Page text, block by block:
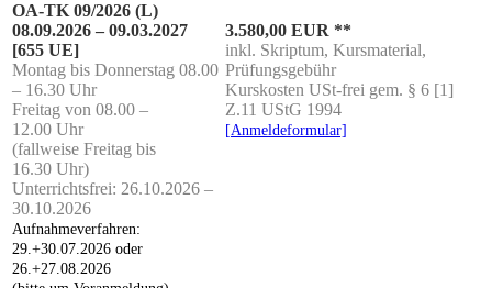
OA-TK 09/2026 (L)
08.09.2026 – 09.03.2027
[655 UE]
Mon­tag bis Don­ners­tag 08.00
– 16.30 Uhr
Frei­tag von 08.00 –
12.00 Uhr
(fall­wei­se Frei­tag bis
16.30 Uhr)
Unter­richts­frei: 26.10.2026 –
30.10.2026
Auf­nah­me­ver­fah­ren:
29.+30.07.2026 oder
26.+27.08.2026
3.580,00 EUR **
inkl. Skrip­tum, Kurs­ma­te­ri­al,
Prüfungsgebühr
Kurs­kos­ten USt-frei gem. § 6 [1]
Z.11 UStG 1994
[Anmel­de­for­mu­lar]